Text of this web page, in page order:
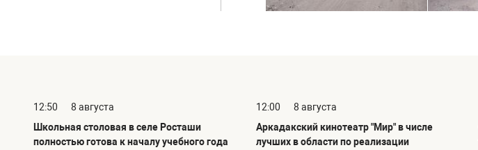
12:50
8 августа
Школьная столовая в селе Росташи
полностью готова к началу учебного года
12:00
8 августа
Аркадакский кинотеатр "Мир" в числе
лучших в области по реализации